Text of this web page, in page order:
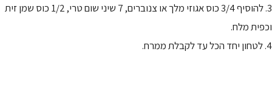
3. להוסיף 3/4 כוס אגוזי מלך או צנוברים, 7 שיני שום טרי, 1/2 כוס שמן זית
וכפית מלח.
4. לטחון יחד הכל עד לקבלת ממרח.